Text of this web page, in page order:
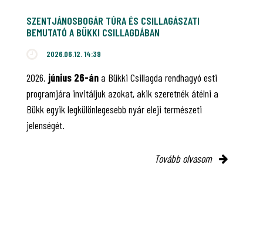
SZENTJÁNOSBOGÁR TÚRA ÉS CSILLAGÁSZATI
BEMUTATÓ A BÜKKI CSILLAGDÁBAN
2026.06.12. 14:39
2026. június 26-ána Bükki Csillagda rendhagyó esti
programjára invitáljuk azokat, akik szeretnék átélni a
Bükk egyik legkülönlegesebb nyár eleji természeti
jelenségét.
Tovább olvasom